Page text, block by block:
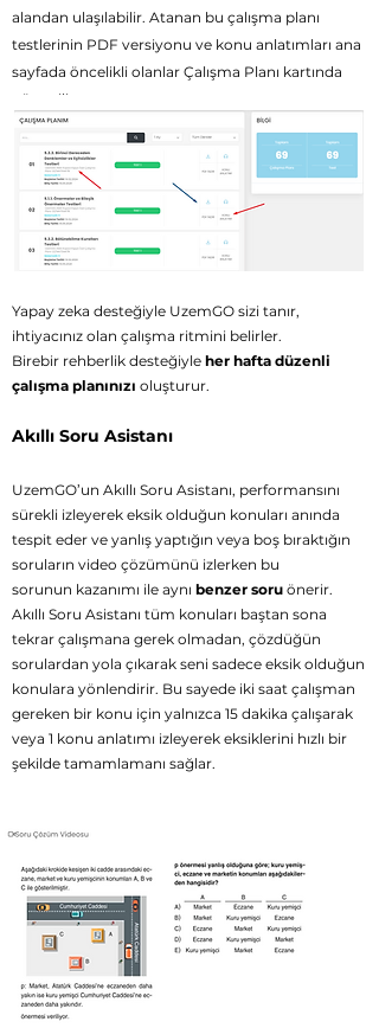
alandan ulaşılabilir. Atanan bu çalışma planı
testlerinin PDF versiyonu ve konu anlatımları ana
sayfada öncelikli olanlar Çalışma Planı kartında
gösterilir.
Yeşil düğmeye tıklandığında ata
nan teste giriş
yapabilirsiniz.
Yapay zeka desteğiyle UzemGO sizi tanır,
ihtiyacınız olan çalışma ritmini belirler.
Birebir rehberlik desteğiyle her hafta düzenli
çalışma planınızı oluşturur.
Akıllı Soru Asistanı
UzemGO’un Akıllı Soru Asistanı, performansını
sürekli izleyerek eksik olduğun konuları anında
tespit eder ve yanlış yaptığın veya boş bıraktığın
soruların video çözümünü izlerken bu
sorunun kazanımı ile aynı benzer soru önerir.
Akıllı Soru Asistanı tüm konuları baştan sona
tekrar çalışmana gerek olmadan, çözdüğün
sorulardan yola çıkarak seni sadece eksik olduğun
konulara yönlendirir. Bu sayede iki saat çalışman
gereken bir konu için yalnızca 15 dakika çalışarak
veya 1 konu anlatımı izleyerek eksiklerini hızlı bir
şekilde tamamlamanı sağlar.